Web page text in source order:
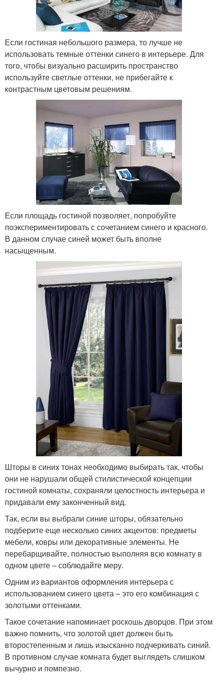
Если гостиная небольшого размера, то лучше не
использовать темные оттенки синего в интерьере. Для
того, чтобы визуально расширить пространство
используйте светлые оттенки, не прибегайте к
контрастным цветовым решениям.
Если площадь гостиной позволяет, попробуйте
поэкспериментировать с сочетанием синего и красного.
В данном случае синей может быть вполне
насыщенным.
Шторы в синих тонах необходимо выбирать так, чтобы
они не нарушали общей стилистической концепции
гостиной комнаты, сохраняли целостность интерьера и
придавали ему законченный вид.
Так, если вы выбрали синие шторы, обязательно
подберите еще несколько синих акцентов: предметы
мебели, ковры или декоративные элементы. Не
перебарщивайте, полностью выполняя всю комнату в
одном цвете – соблюдайте меру.
Одним из вариантов оформления интерьера с
использованием синего цвета – это его комбинация с
золотыми оттенками.
Такое сочетание напоминает роскошь дворцов. При этом
важно помнить, что золотой цвет должен быть
второстепенным и лишь изысканно подчеркивать синий.
В противном случае комната будет выглядеть слишком
вычурно и помпезно.